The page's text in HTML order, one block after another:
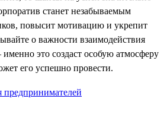
станет незабываемым
повысит мотивацию и укрепит
о важности взаимодействия
это создаст особую атмосферу
его успешно провести.
предпринимателей